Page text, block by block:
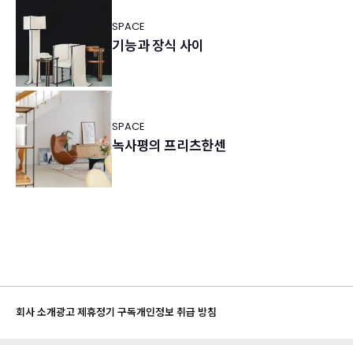
SPACE
기능과 장식 사이
SPACE
녹사평의 프리츠한센
회사 소개광고 제휴정기 구독개인정보 취급 방침